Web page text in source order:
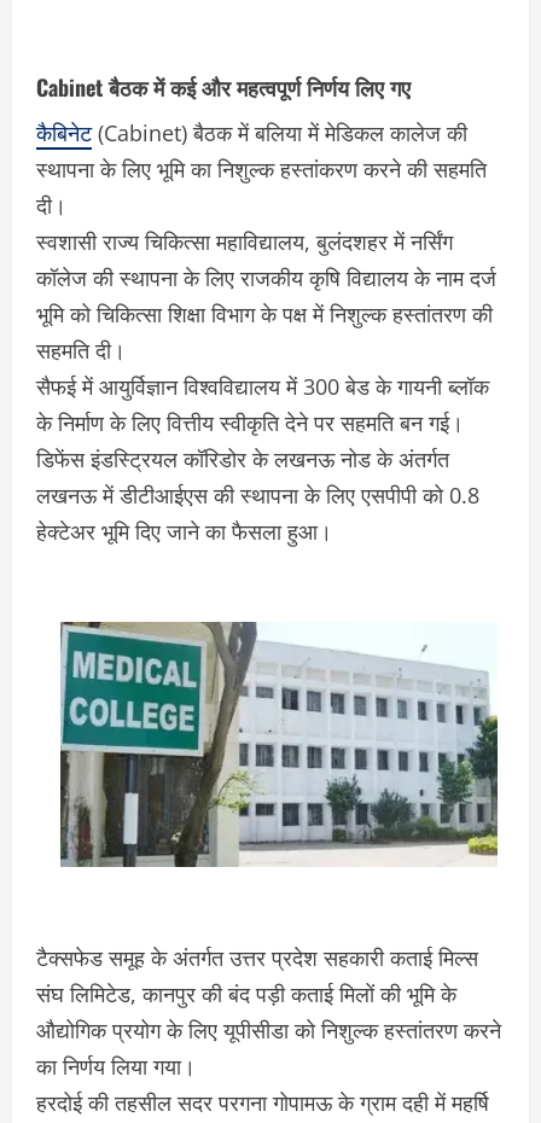
Cabinet बैठक में कई और महत्वपूर्ण निर्णय लिए गए
कैबिनेट(Cabinet) बैठक में बलिया में मेडिकल कालेज की
स्थापना के लिए भूमि का निशुल्क हस्तांकरण करने की सहमति
दी।
स्वशासी राज्य चिकित्सा महाविद्यालय, बुलंदशहर में नर्सिंग
कॉलेज की स्थापना के लिए राजकीय कृषि विद्यालय के नाम दर्ज
भूमि को चिकित्सा शिक्षा विभाग के पक्ष में निशुल्क हस्तांतरण की
सहमति दी।
सैफई में आयुर्विज्ञान विश्वविद्यालय में 300 बेड के गायनी ब्लॉक
के निर्माण के लिए वित्तीय स्वीकृति देने पर सहमति बन गई।
डिफेंस इंडस्ट्रियल कॉरिडोर के लखनऊ नोड के अंतर्गत
लखनऊ में डीटीआईएस की स्थापना के लिए एसपीपी को 0.8
हेक्टेअर भूमि दिए जाने का फैसला हुआ।
टैक्सफेड समूह के अंतर्गत उत्तर प्रदेश सहकारी कताई मिल्स
संघ लिमिटेड, कानपुर की बंद पड़ी कताई मिलों की भूमि के
औद्योगिक प्रयोग के लिए यूपीसीडा को निशुल्क हस्तांतरण करने
का निर्णय लिया गया।
हरदोई की तहसील सदर परगना गोपामऊ के ग्राम दही में महर्षि